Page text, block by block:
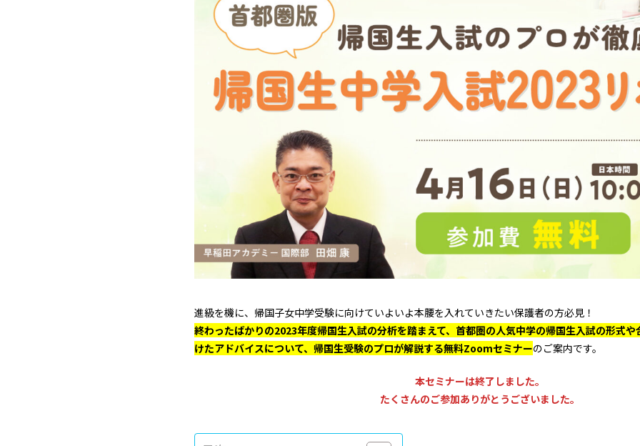
進級を機に、帰国子女中学受験に向けていよいよ本腰を入れていきたい保護者の方必見！
終わったばかりの2023年度帰国生入試の分析を踏まえて、首都圏の人気中学の帰国生入試の形式
けたアドバイスについて、帰国生受験のプロが解説する無料Zoomセミナーのご案内です。
本セミナーは終了しました。
たくさんのご参加ありがとうございました。